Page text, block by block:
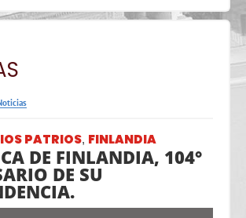
PATRIOS, FINLANDIA
DE FINLANDIA, 104°
DE SU